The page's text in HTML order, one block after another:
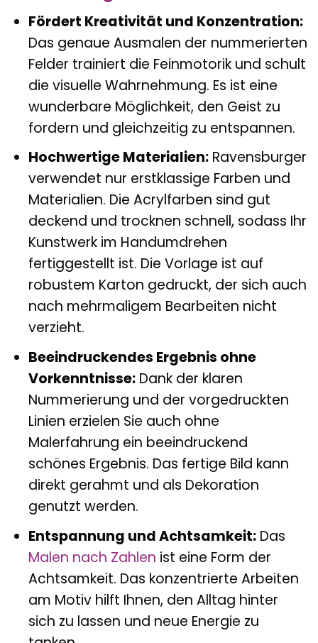
Fördert Kreativität und Konzentration:
Das genaue Ausmalen der nummerierten
Felder trainiert die Feinmotorik und schult
die visuelle Wahrnehmung. Es ist eine
wunderbare Möglichkeit, den Geist zu
fordern und gleichzeitig zu entspannen.
Hochwertige Materialien:Ravensburger
verwendet nur erstklassige Farben und
Materialien. Die Acrylfarben sind gut
deckend und trocknen schnell, sodass Ihr
Kunstwerk im Handumdrehen
fertiggestellt ist. Die Vorlage ist auf
robustem Karton gedruckt, der sich auch
nach mehrmaligem Bearbeiten nicht
verzieht.
Beeindruckendes Ergebnis ohne
Vorkenntnisse:Dank der klaren
Nummerierung und der vorgedruckten
Linien erzielen Sie auch ohne
Malerfahrung ein beeindruckend
schönes Ergebnis. Das fertige Bild kann
direkt gerahmt und als Dekoration
genutzt werden.
Entspannung und Achtsamkeit:Das
Malen nach Zahlen ist eine Form der
Achtsamkeit. Das konzentrierte Arbeiten
am Motiv hilft Ihnen, den Alltag hinter
sich zu lassen und neue Energie zu